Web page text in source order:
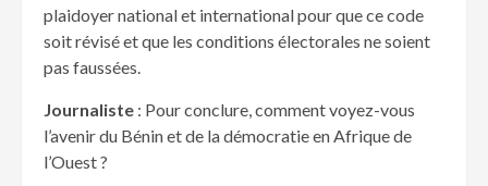
plaidoyer national et international pour que ce code
soit révisé et que les conditions électorales ne soient
pas faussées.
Journaliste : Pour conclure, comment voyez-vous
l’avenir du Bénin et de la démocratie en Afrique de
l’Ouest ?